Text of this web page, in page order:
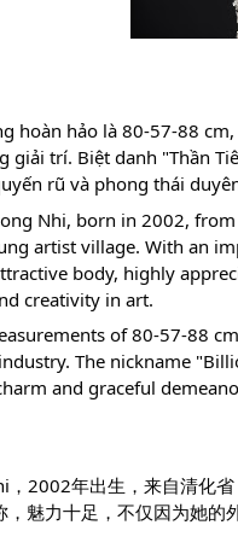
hoàn hảo là 80-57-88
giải trí. Biệt danh "Thần
rũ và phong thái
Nhi, born in 2002,
artist village. With an
body, highly
creativity in art.
of 80-57-88
The nickname
and graceful
，2002年出生，来自清化
魅力十足，不仅因为她的